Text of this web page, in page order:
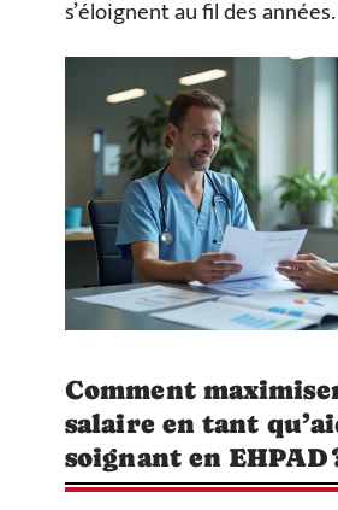
s’éloignent au fil des années.
Comment
salaire en tant
soignant en EHPAD